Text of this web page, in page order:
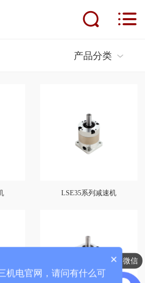
产品分类
LSE35系列减速机
销售微信
×
机电官网，请问有什么可